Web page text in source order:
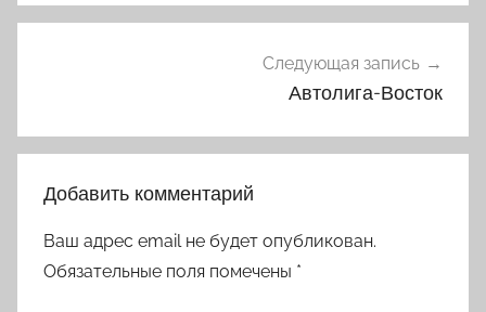
Следующая запись
Автолига-Восток
Добавить комментарий
Ваш адрес email не будет опубликован.
Обязательные поля помечены *